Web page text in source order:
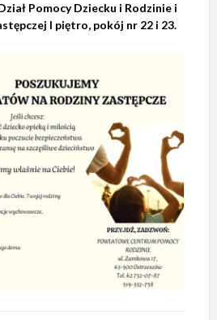
Pomocy Dziecku i Rodzinie i
I piętro, pokój nr 22 i 23.